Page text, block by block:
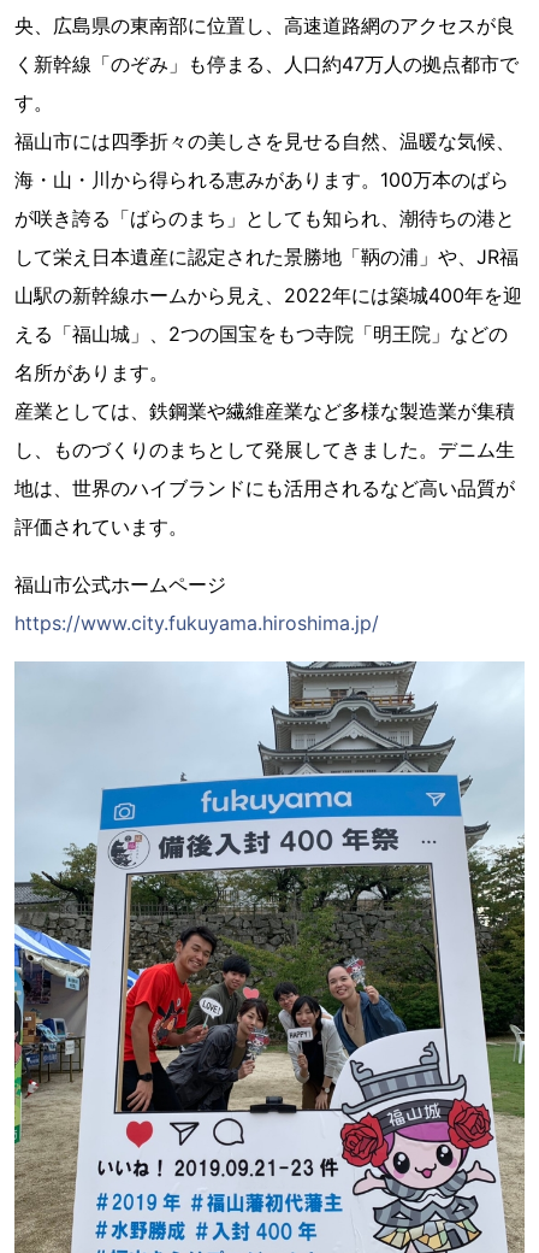
央、広島県の東南部に位置し、高速道路網のアクセスが良
く新幹線「のぞみ」も停まる、人口約47万人の拠点都市で
す。
福山市には四季折々の美しさを見せる自然、温暖な気候、
海・山・川から得られる恵みがあります。100万本のばら
が咲き誇る「ばらのまち」としても知られ、潮待ちの港と
して栄え日本遺産に認定された景勝地「鞆の浦」や、JR福
山駅の新幹線ホームから見え、2022年には築城400年を迎
える「福山城」、2つの国宝をもつ寺院「明王院」などの
名所があります。
産業としては、鉄鋼業や繊維産業など多様な製造業が集積
し、ものづくりのまちとして発展してきました。デニム生
地は、世界のハイブランドにも活用されるなど高い品質が
評価されています。
福山市公式ホームページ
https://www.city.fukuyama.hiroshima.jp/